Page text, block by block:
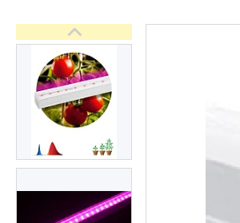
ФАРЛАЙТ
АСТЗ
NLCO
INNOLUX
Отзывы